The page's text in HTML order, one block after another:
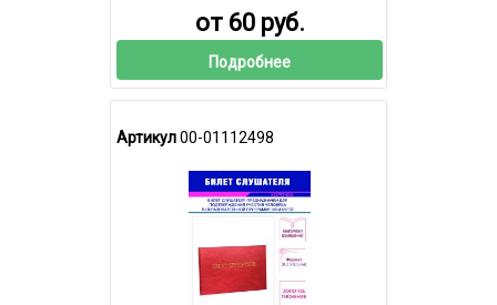
от 60 руб.
Подробнее
Артикул00-01112498